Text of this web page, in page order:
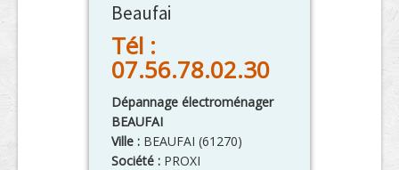
Beaufai
Tél :
07.56.78.02.30
Dépannage électroménager
BEAUFAI
Ville : BEAUFAI (61270)
Société : PROXI